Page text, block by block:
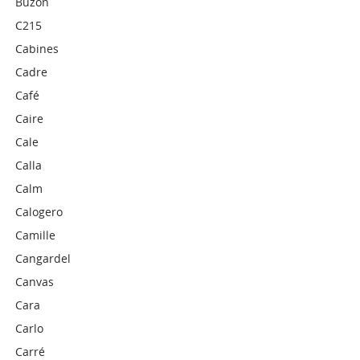
C215
Cabines
Cadre
Café
Caire
Cale
Calla
Calm
Calogero
Camille
Cangardel
Canvas
Cara
Carlo
Carré